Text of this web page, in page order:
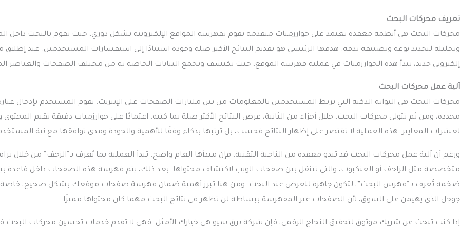
تعريف محركات البحث
محركات البحث هي أنظمة معقدة تعتمد على خوارزميات متقدمة تقوم بفهرسة المواقع الإلكترونية بشكل دوري، حيث تقوم بالبحث داخل
وتحليله لتحديد نوعه وتصنيفه بدقة. هدفها الرئيسي هو تقديم النتائج الأكثر صلة وجودة استنادًا إلى استفسارات المستخدمين. عند إطلاق
إلكتروني جديد، تبدأ هذه الخوارزميات في عملية فهرسة الموقع، حيث تكتشف وتجمع البيانات الخاصة به من مختلف الصفحات والعناصر
آلية عمل محركات البحث
محركات البحث هي البوابة الذكية التي تربط المستخدمين بالمعلومات من بين مليارات الصفحات على الإنترنت. يقوم المستخدم بإدخال
محددة، ومن ثم تتولى محركات البحث، خلال أجزاء من الثانية، عرض النتائج الأكثر صلة بما كتبه، اعتمادًا على خوارزميات دقيقة تقيم المحتوى
لعشرات المعايير. هذه العملية لا تقتصر على إظهار النتائج فحسب، بل ترتبها بذكاء وفقًا للأهمية والجودة ومدى توافقها مع نية
ورغم أن آلية عمل محركات البحث قد تبدو معقدة من الناحية التقنية، فإن مبدأها العام واضح. تبدأ العملية بما يُعرف بـ”الزحف” من خلال
متخصصة مثل الزاحف أو العنكبوت، والتي تتنقل بين صفحات الويب لاكتشاف محتواها. بعد ذلك، يتم فهرسة هذه الصفحات داخل قاعدة
ضخمة تُعرف بـ”فهرس البحث”، لتكون جاهزة للعرض عند البحث. ومن هنا تبرز أهمية ضمان فهرسة صفحات موقعك بشكل صحيح، خاصة
جوجل الذي يهيمن على السوق، لأن الصفحات غير المفهرسة ببساطة لن تظهر في نتائج البحث مهما كان محتواها مميزًا.
إذا كنت تبحث عن شريك موثوق لتحقيق النجاح الرقمي، فإن شركة برق سيو هي خيارك الأمثل. فهي لا تقدم خدمات تحسين محركات البحث